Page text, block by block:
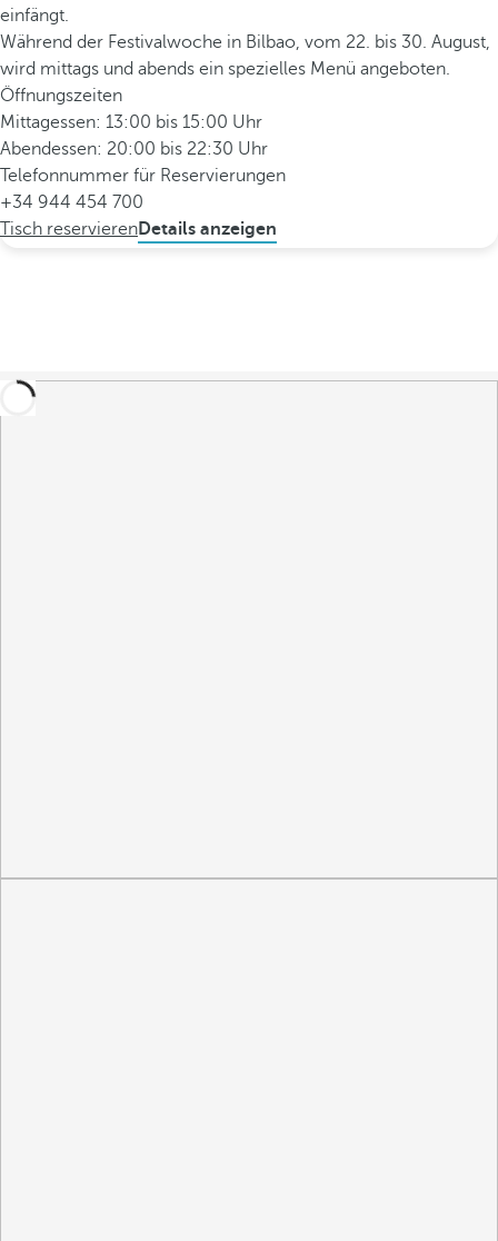
einfängt.
Während der Festivalwoche in Bilbao, vom 22. bis 30. August,
wird mittags und abends ein spezielles Menü angeboten.
Öffnungszeiten
Mittagessen: 13:00 bis 15:00 Uhr
Abendessen: 20:00 bis 22:30 Uhr
Telefonnummer für Reservierungen
+34 944 454 700
Tisch reservierenDetails anzeigen